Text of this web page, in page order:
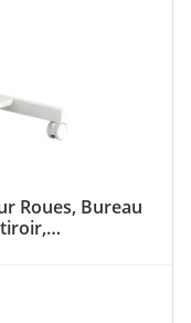
Roues, Bureau